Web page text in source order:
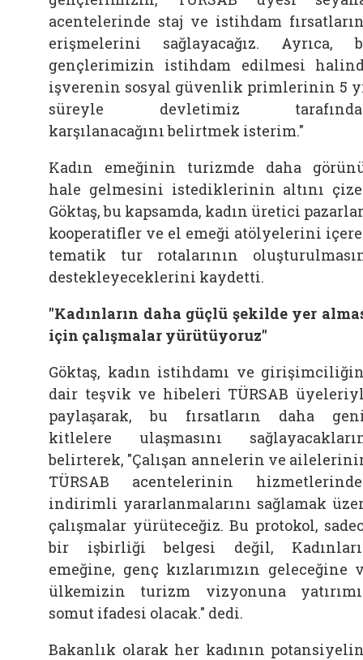
acentelerinde staj ve istihdam
erişmelerini sağlayacağız. Ayrıca,
gençlerimizin istihdam edilmesi
işverenin sosyal güvenlik primlerinin 5
süreyle devletimiz
karşılanacağını belirtmek isterim."
Kadın emeğinin turizmde daha
hale gelmesini istediklerinin altını
Göktaş, bu kapsamda, kadın üretici
kooperatifler ve el emeği atölyelerini
tematik tur rotalarının
destekleyeceklerini kaydetti.
"Kadınların daha güçlü şekilde yer
için çalışmalar yürütüyoruz"
Göktaş, kadın istihdamı ve
dair teşvik ve hibeleri TÜRSAB
paylaşarak, bu fırsatların daha
kitlelere ulaşmasını
belirterek, "Çalışan annelerin ve
TÜRSAB acentelerinin
indirimli yararlanmalarını sağlamak
çalışmalar yürüteceğiz. Bu protokol,
bir işbirliği belgesi değil,
emeğine, genç kızlarımızın geleceğine
ülkemizin turizm vizyonuna
somut ifadesi olacak." dedi.
Bakanlık olarak her kadının